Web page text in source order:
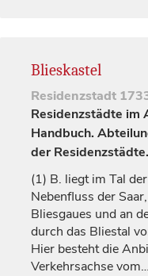
Blieskastel
Residenzstadt
Residenzstädte im
Handbuch.
der
(1) B. liegt im Tal
Nebenfluss der
Bliesgaues und an
durch das Bliestal
Hier besteht die
Verkehrsachse vom…